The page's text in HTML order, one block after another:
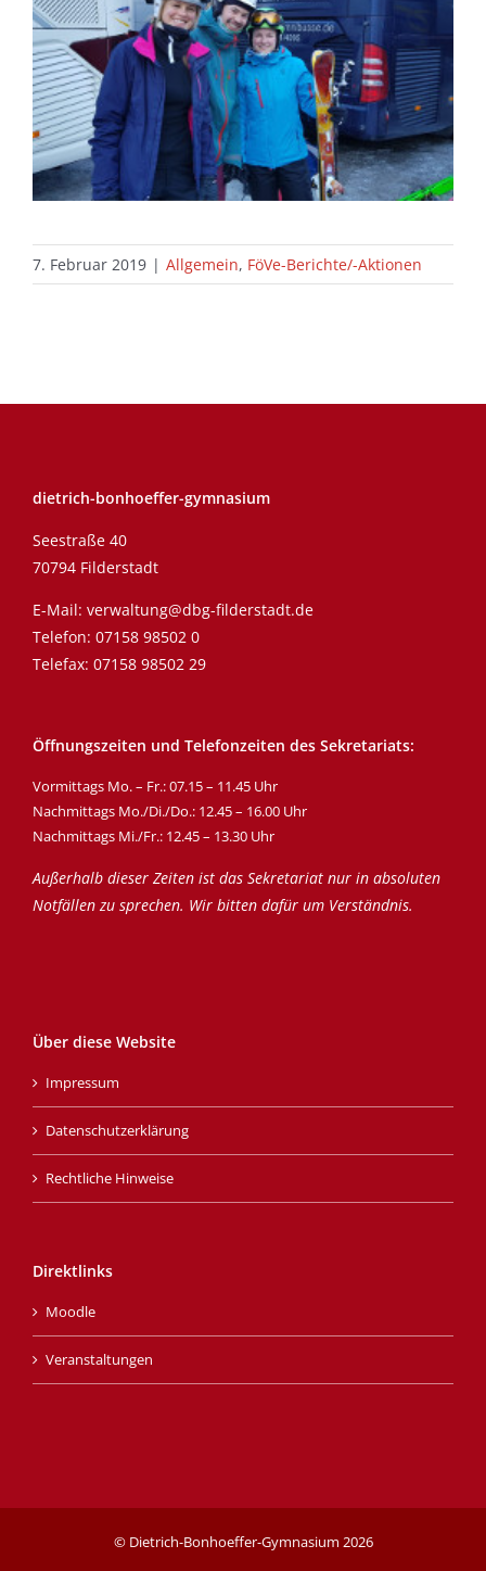
7. Februar 2019 | Allgemein, FöVe-Berichte/-Aktionen
dietrich-bonhoeffer-gymnasium
Seestraße 40
70794 Filderstadt
E-Mail: verwaltung@dbg-filderstadt.de
Telefon: 07158 98502 0
Telefax: 07158 98502 29
Öffnungszeiten und Telefonzeiten des Sekretariats:
Vormittags Mo. – Fr.: 07.15 – 11.45 Uhr
Nachmittags Mo./Di./Do.: 12.45 – 16.00 Uhr
Nachmittags Mi./Fr.: 12.45 – 13.30 Uhr
Außerhalb dieser Zeiten ist das Sekretariat nur in absoluten
Notfällen zu sprechen. Wir bitten dafür um Verständnis.
Über diese Website
Impressum
Datenschutzerklärung
Rechtliche Hinweise
Direktlinks
Moodle
Veranstaltungen
© Dietrich-Bonhoeffer-Gymnasium 2026